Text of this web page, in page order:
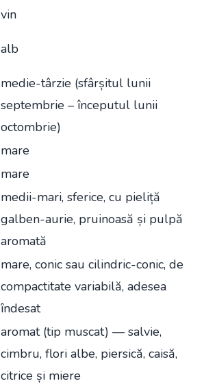
vin
alb
medie-târzie (sfârșitul lunii
septembrie – începutul lunii
octombrie)
mare
mare
medii-mari, sferice, cu pieliță
galben-aurie, pruinoasă și pulpă
aromată
mare, conic sau cilindric-conic, de
compactitate variabilă, adesea
îndesat
aromat (tip muscat) — salvie,
cimbru, flori albe, piersică, caisă,
citrice și miere